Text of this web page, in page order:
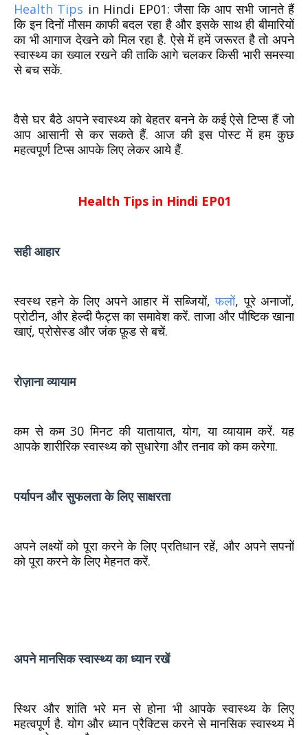
Health Tips in Hindi EP01: जैसा कि आप सभी जानते हैं
कि इन दिनों मौसम काफी बदल रहा है और इसके साथ ही बीमारियों
का भी आगाज देखने को मिल रहा है. ऐसे में हमें जरूरत है तो अपने
स्वास्थ्य का ख्याल रखने की ताकि आगे चलकर किसी भारी समस्या
से बच सकें.
वैसे घर बैठे अपने स्वास्थ्य को बेहतर बनने के कई ऐसे टिप्स हैं जो
आप आसानी से कर सकते हैं. आज की इस पोस्ट में हम कुछ
महत्वपूर्ण टिप्स आपके लिए लेकर आये हैं.
Health Tips in Hindi EP01
सही आहार
स्वस्थ रहने के लिए अपने आहार में सब्जियों,फलों, पूरे अनाजों,
प्रोटीन, और हेल्दी फैट्स का समावेश करें. ताजा और पौष्टिक खाना
खाएं, प्रोसेस्ड और जंक फ़ूड से बचें.
रोज़ाना व्यायाम
कम से कम 30 मिनट की यातायात, योग, या व्यायाम करें. यह
आपके शारीरिक स्वास्थ्य को सुधारेगा और तनाव को कम करेगा.
पर्यापन और सुफलता के लिए साक्षरता
अपने लक्ष्यों को पूरा करने के लिए प्रतिधान रहें, और अपने सपनों
को पूरा करने के लिए मेहनत करें.
अपने मानसिक स्वास्थ्य का ध्यान रखें
स्थिर और शांति भरे मन से होना भी आपके स्वास्थ्य के लिए
महत्वपूर्ण है. योग और ध्यान प्रैक्टिस करने से मानसिक स्वास्थ्य में